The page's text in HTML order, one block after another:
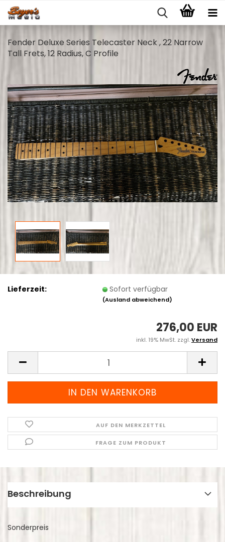
Fender Deluxe Series Telecaster Neck , 22 Narrow
Tall Frets, 12 Radius, C Profile
Lieferzeit: Sofort verfügbar
(Ausland abweichend)
276,00 EUR
inkl. 19% MwSt. zzgl.Versand
AUF DEN MERKZETTEL
FRAGE ZUM PRODUKT
Beschreibung
Sonderpreis